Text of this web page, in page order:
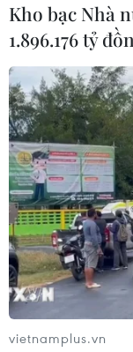
Phiên 26/1,
trái chiều
26/01/2023 08:02
Nhà đầu tư đang
Fed sẽ diễn ra
tăng rằng Fed sẽ
trăm, mức tăng
Kho bạc Nhà
1.896.176 tỷ
vietnamplus.vn